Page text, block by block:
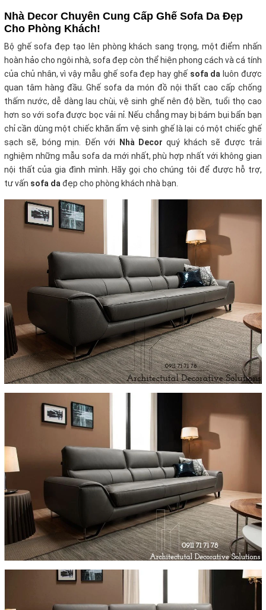
Nhà Decor Chuyên Cung Cấp Ghế Sofa Da Đẹp
Cho Phòng Khách!
Bộ ghế sofa đẹp tạo lên phòng khách sang trọng, một điểm nhấn
hoàn hảo cho ngôi nhà, sofa đẹp còn thể hiện phong cách và cá tính
của chủ nhân, vì vậy mẫu ghế sofa đẹp hay ghế sofa da luôn được
quan tâm hàng đầu. Ghế sofa da món đồ nội thất cao cấp chống
thấm nước, dễ dàng lau chùi, vệ sinh ghế nên độ bền, tuổi thọ cao
hơn so với sofa được bọc vải nỉ. Nếu chẳng may bị bám bụi bẩn bạn
chỉ cần dùng một chiếc khăn ẩm vệ sinh ghế là lại có một chiếc ghế
sạch sẽ, bóng mịn. Đến với
Nhà Decor quý khách sẽ được trải
nghiệm những mẫu sofa da mới nhất, phù hợp nhất với không gian
nội thất của gia đình mình. Hãy gọi cho chúng tôi để được hỗ trợ,
tư vấn sofa dađẹp cho phòng khách nhà bạn.